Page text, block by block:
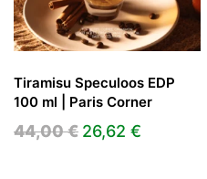
Tiramisu Speculoos EDP
100 ml | Paris Corner
44,00€ Original
26,62 €